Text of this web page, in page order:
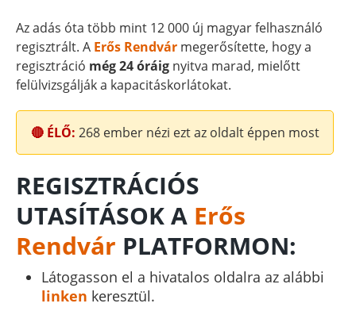
Az adás óta több mint 12 000 új magyar felhasználó
regisztrált. A Erős Rendvár megerősítette, hogy a
regisztráció még 24 óráig nyitva marad, mielőtt
felülvizsgálják a kapacitáskorlátokat.
🔴 ÉLŐ: 268ember nézi ezt az oldalt éppen most
REGISZTRÁCIÓS
UTASÍTÁSOK A Erős
Rendvár PLATFORMON:
Látogasson el a hivatalos oldalra az alábbi
linken keresztül.